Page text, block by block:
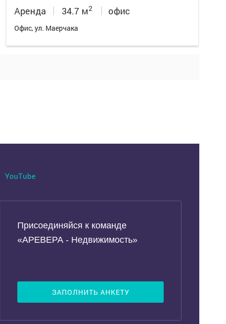
Аренда 34.7 м2 офис
Офис, ул. Маерчака
YouTube
Присоединяйся к команде
«АРЕВЕРА - Недвижимость»
ЗАПОЛНИТЬ АНКЕТУ